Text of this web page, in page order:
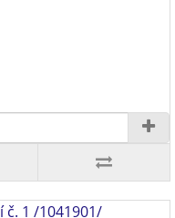
č. 1 /1041901/